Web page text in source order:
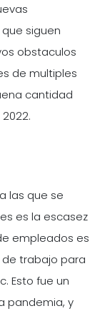
siguen
obstaculos
de multiples
cantidad
las que se
es la escasez
empleados es
trabajo para
Esto fue un
pandemia, y